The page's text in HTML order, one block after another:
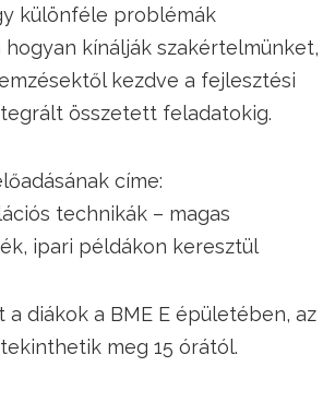
különféle problémák
hogyan kínálják szakértelmünket,
kezdve a fejlesztési
összetett feladatokig.
címe:
technikák – magas
ipari példákon keresztül
a diákok a BME E épületében, az
meg 15 órától.